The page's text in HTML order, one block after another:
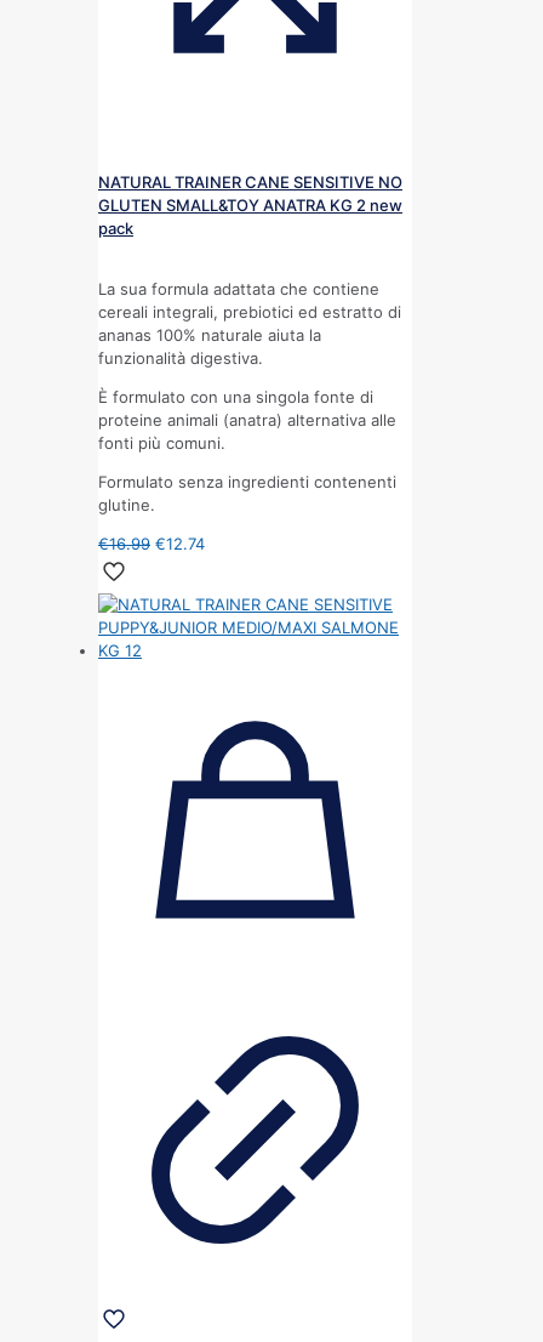
NATURAL TRAINER CANE SENSITIVE NO
GLUTEN SMALL&TOY ANATRA KG 2 new
pack
La sua formula adattata che contiene
cereali integrali, prebiotici ed estratto di
ananas 100% naturale aiuta la
funzionalità digestiva.
È formulato con una singola fonte di
proteine animali (anatra) alternativa alle
fonti più comuni.
Formulato senza ingredienti contenenti
glutine.
€16.99 €12.74